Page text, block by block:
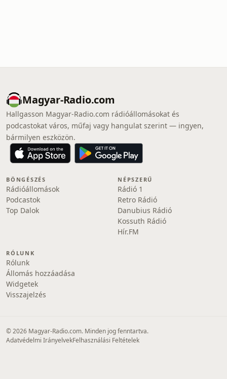
Magyar-Radio.com
Hallgasson Magyar-Radio.com rádióállomásokat és
podcastokat város, műfaj vagy hangulat szerint — ingyen,
bármilyen eszközön.
BÖNGÉSZÉS
Rádióállomások
Podcastok
Top Dalok
NÉPSZERŰ
Rádió 1
Retro Rádió
Danubius Rádió
Kossuth Rádió
Hír.FM
RÓLUNK
Rólunk
Állomás hozzáadása
Widgetek
Visszajelzés
© 2026 Magyar-Radio.com. Minden jog fenntartva.
Adatvédelmi IrányelvekFelhasználási Feltételek